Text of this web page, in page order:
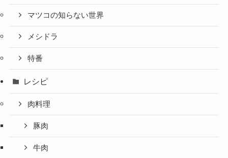
マツコの知らない世界
メシドラ
特番
レシピ
肉料理
豚肉
牛肉